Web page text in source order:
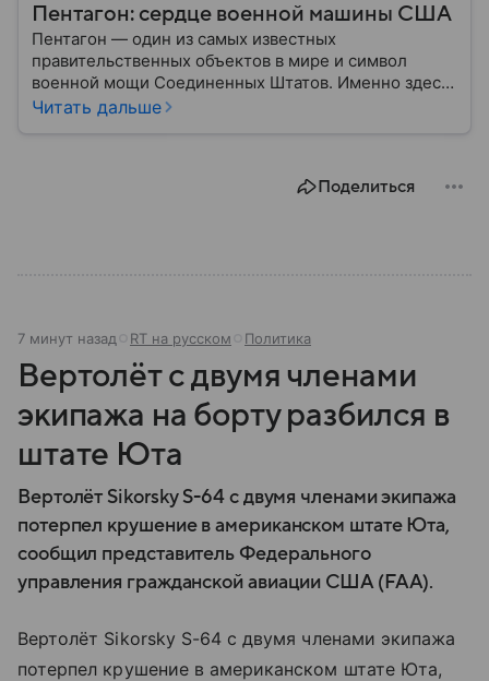
Пентагон: сердце военной машины США
Пентагон — один из самых известных
правительственных объектов в мире и символ
военной мощи Соединенных Штатов. Именно здесь
располагается штаб-квартира Министерства
Читать дальше
Поделиться
7 минут назад RT на русском Политика
Вертолёт с двумя членами
экипажа на борту разбился в
штате Юта
Вертолёт Sikorsky S-64 с двумя членами экипажа
потерпел крушение в американском штате Юта,
сообщил представитель Федерального
управления гражданской авиации США (FAA).
Вертолёт Sikorsky S-64 с двумя членами экипажа
потерпел крушение в американском штате Юта,